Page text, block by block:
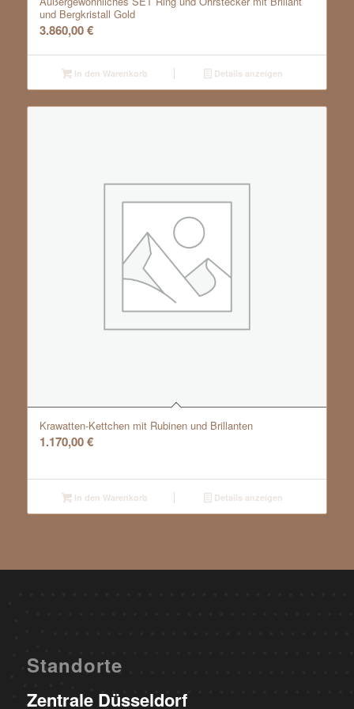
und Bergkristall Gold
3.860,00€
In den Warenkorb Details anzeigen
Krawatten-Kettchen mit Rubinen und Brillanten
1.170,00€
In den Warenkorb Details anzeigen
Standorte
Zentrale Düsseldorf